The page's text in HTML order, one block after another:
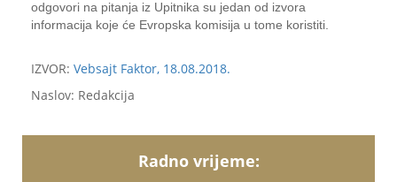
odgovori na pitanja iz Upitnika su jedan od izvora
informacija koje će Evropska komisija u tome koristiti.
IZVOR: Vebsajt Faktor, 18.08.2018.
Naslov: Redakcija
Radno vrijeme: